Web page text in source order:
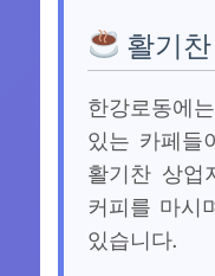
활기
한강로동에
있는 카페들
활기찬 상업
커피를 마시
있습니다.